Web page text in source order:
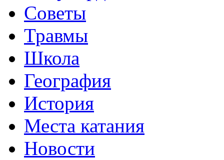
Советы
Травмы
Школа
География
История
Места катания
Новости